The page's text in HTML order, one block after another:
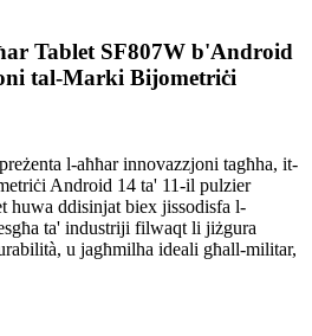
Tablet SF807W b'Android
tal-Marki Bijometriċi
l-aħħar innovazzjoni tagħha, it-
Android 14 ta' 11-il pulzier
huwa ddisinjat biex jissodisfa l-
ta' industriji filwaqt li jiżgura
u jagħmilha ideali għall-militar,